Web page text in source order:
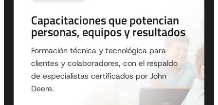
Capacitaciones que potencian
personas, equipos y resultados
Formación técnica y tecnológica para
clientes y colaboradores, con el respaldo
de especialistas certificados por John
Deere.